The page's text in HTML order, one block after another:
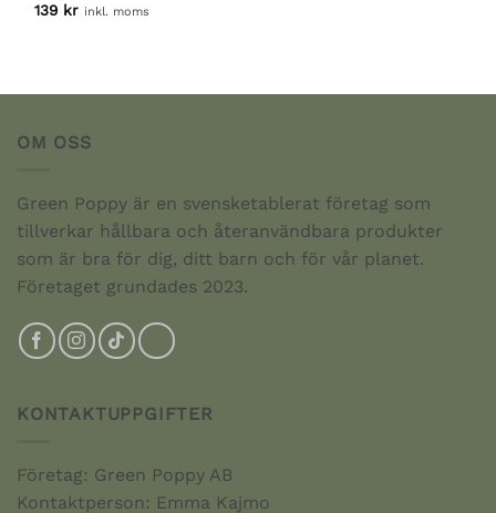
139 kr inkl. moms
OM OSS
Green Poppy är en svensketablerat företag som
tillverkar hållbara och återanvändbara produkter
som är bra för dig, ditt barn och för vår planet.
Företaget grundades 2023.
KONTAKTUPPGIFTER
Företag: Green Poppy AB
Kontaktperson: Emma Kajmo